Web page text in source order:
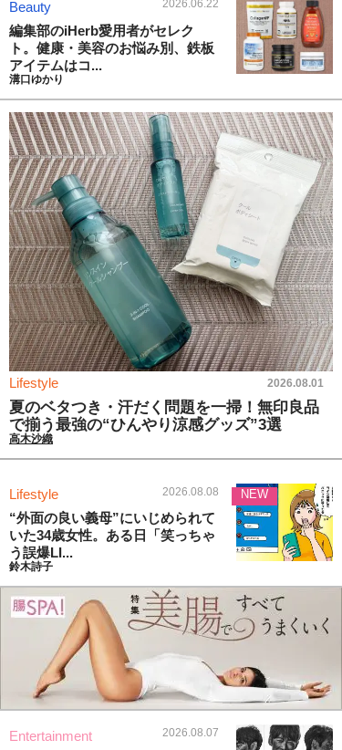
Beauty 2026.06.22
編集部のiHerb愛用者がセレク
ト。健康・美容のお悩み別、鉄板
アイテムはコ...
溝口ゆかり
Lifestyle 2026.08.01
夏のベタつき・汗だく問題を一掃！無印良品
で揃う最強の“ひんやり涼感グッズ”3選
高木沙織
Lifestyle 2026.08.08
“外面の良い義母”にいじめられて
いた34歳女性。ある日「笑っちゃ
う誤爆LI...
鈴木詩子
NEW
Entertainment 2026.08.07